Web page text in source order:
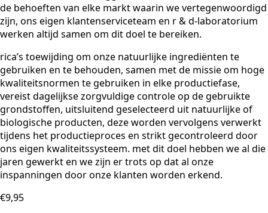
de behoeften van elke markt waarin we vertegenwoordigd
zijn, ons eigen klantenserviceteam en r & d-laboratorium
werken altijd samen om dit doel te bereiken.
rica’s toewijding om onze natuurlijke ingrediënten te
gebruiken en te behouden, samen met de missie om hoge
kwaliteitsnormen te gebruiken in elke productiefase,
vereist dagelijkse zorgvuldige controle op de gebruikte
grondstoffen, uitsluitend geselecteerd uit natuurlijke of
biologische producten, deze worden vervolgens verwerkt
tijdens het productieproces en strikt gecontroleerd door
ons eigen kwaliteitssysteem. met dit doel hebben we al die
jaren gewerkt en we zijn er trots op dat al onze
inspanningen door onze klanten worden erkend.
€9,95